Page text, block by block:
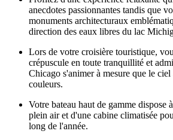
anecdotes passionnantes tandis que
monuments architecturaux
direction des eaux libres du lac
Lors de votre croisière touristique,
crépuscule en toute tranquillité et
Chicago s'animer à mesure que le
couleurs.
Votre bateau haut de gamme dispose
plein air et d'une cabine climatisée
long de l'année.